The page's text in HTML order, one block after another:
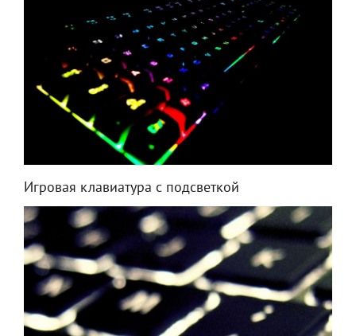
Игровая клавиатура с подсветкой